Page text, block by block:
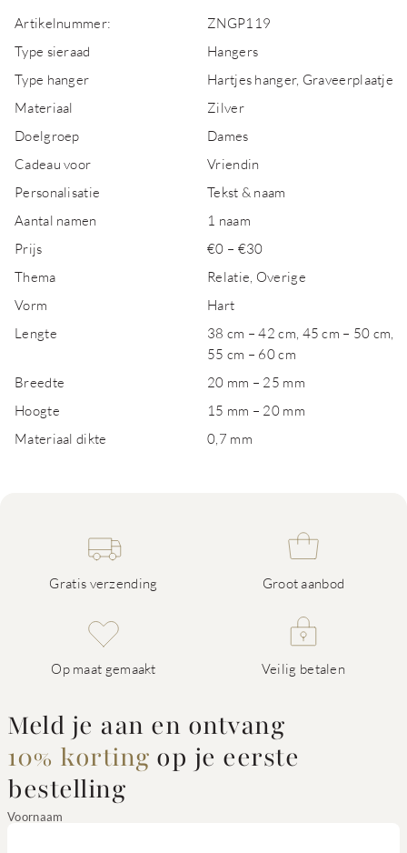
Artikelnummer:
ZNGP119
Type sieraad
Hangers
Type hanger
Hartjes hanger, Graveerplaatje
Materiaal
Zilver
Doelgroep
Dames
Cadeau voor
Vriendin
Personalisatie
Tekst & naam
Aantal namen
1 naam
Prijs
€0 – €30
Thema
Relatie, Overige
Vorm
Hart
Lengte
38 cm – 42 cm, 45 cm – 50 cm,
55 cm – 60 cm
Breedte
20 mm – 25 mm
Hoogte
15 mm – 20 mm
Materiaal dikte
0,7 mm
Gratis verzending Groot aanbod
Op maat gemaakt Veilig betalen
Meld je aan en ontvang
10% korting op je eerste
bestelling
Voornaam